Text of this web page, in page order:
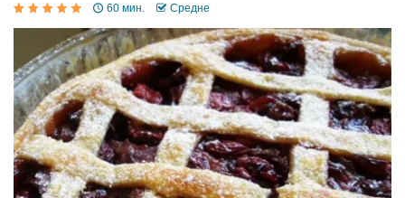
60 мин. Средне